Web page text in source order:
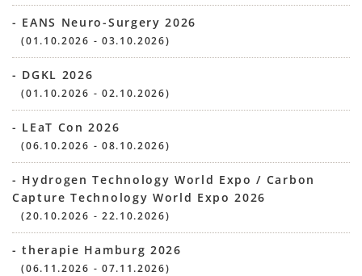
- EANS Neuro-Surgery 2026
(01.10.2026 - 03.10.2026)
- DGKL 2026
(01.10.2026 - 02.10.2026)
- LEaT Con 2026
(06.10.2026 - 08.10.2026)
- Hydrogen Technology World Expo / Carbon
Capture Technology World Expo 2026
(20.10.2026 - 22.10.2026)
- therapie Hamburg 2026
(06.11.2026 - 07.11.2026)